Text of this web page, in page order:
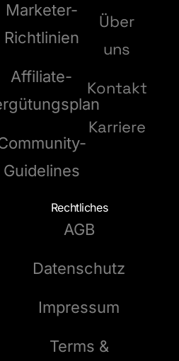
Marketer-
Richtlinien
Affiliate-
Guidelines
Über
uns
Kontakt
Karriere
Rechtliches
AGB
Datenschutz
Impressum
Terms &